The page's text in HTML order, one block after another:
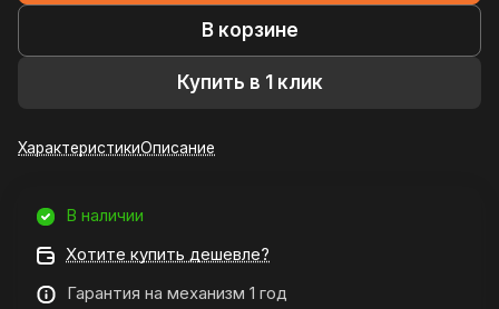
В корзине
Купить в 1 клик
ХарактеристикиОписание
В наличии
Хотите купить дешевле?
Гарантия на механизм 1 год